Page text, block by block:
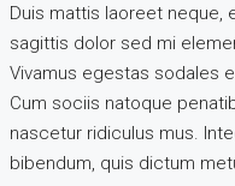
Duis mattis laoreet neque,
sagittis dolor sed mi
Vivamus egestas sodales
Cum sociis natoque
nascetur ridiculus mus.
bibendum, quis dictum